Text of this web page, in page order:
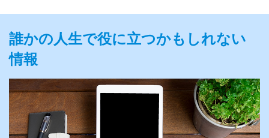
誰かの人生で役に立つかもしれない
情報